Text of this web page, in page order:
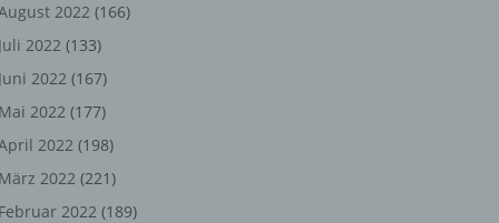
2022 (166)
Juli 2022 (133)
Juni 2022 (167)
Mai 2022 (177)
2022 (198)
März 2022 (221)
Februar 2022 (189)
oder